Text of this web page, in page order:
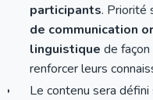
participants. Priorité
de communication
linguistique de
renforcer leurs
Le contenu sera